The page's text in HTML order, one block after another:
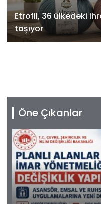
Etrofil, 36 ülkedeki
taşıyor
Öne Çıkanlar
08.08.2026